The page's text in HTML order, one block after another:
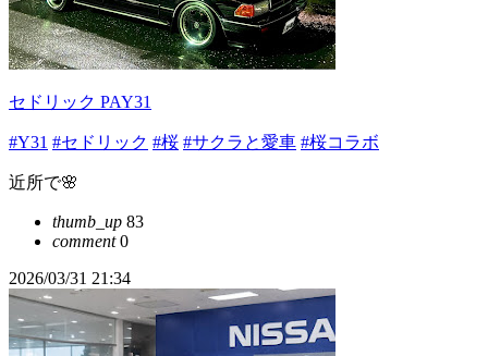
セドリック PAY31
#Y31 #セドリック #桜 #サクラと愛車 #桜コラボ
近所で🌸
thumb_up 83
comment0
2026/03/31 21:34